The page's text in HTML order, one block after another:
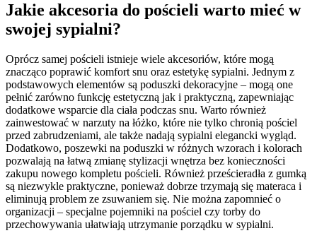
Jakie akcesoria do pościeli warto mieć w
swojej sypialni?
Oprócz samej pościeli istnieje wiele akcesoriów, które mogą
znacząco poprawić komfort snu oraz estetykę sypialni. Jednym z
podstawowych elementów są poduszki dekoracyjne – mogą one
pełnić zarówno funkcję estetyczną jak i praktyczną, zapewniając
dodatkowe wsparcie dla ciała podczas snu. Warto również
zainwestować w narzuty na łóżko, które nie tylko chronią pościel
przed zabrudzeniami, ale także nadają sypialni elegancki wygląd.
Dodatkowo, poszewki na poduszki w różnych wzorach i kolorach
pozwalają na łatwą zmianę stylizacji wnętrza bez konieczności
zakupu nowego kompletu pościeli. Również prześcieradła z gumką
są niezwykle praktyczne, ponieważ dobrze trzymają się materaca i
eliminują problem ze zsuwaniem się. Nie można zapomnieć o
organizacji – specjalne pojemniki na pościel czy torby do
przechowywania ułatwiają utrzymanie porządku w sypialni.